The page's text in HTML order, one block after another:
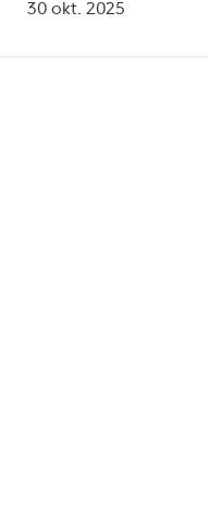
30 okt. 2025